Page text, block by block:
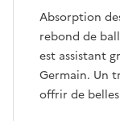
Absorption
rebond de
est assistant
Germain. Un
offrir de